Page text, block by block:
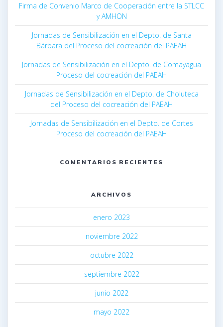
Firma de Convenio Marco de Cooperación entre la STLCC
y AMHON
Jornadas de Sensibilización en el Depto. de Santa
Bárbara del Proceso del cocreación del PAEAH
Jornadas de Sensibilización en el Depto. de Comayagua
Proceso del cocreación del PAEAH
Jornadas de Sensibilización en el Depto. de Choluteca
del Proceso del cocreación del PAEAH
Jornadas de Sensibilización en el Depto. de Cortes
Proceso del cocreación del PAEAH
COMENTARIOS RECIENTES
ARCHIVOS
enero 2023
noviembre 2022
octubre 2022
septiembre 2022
junio 2022
mayo 2022